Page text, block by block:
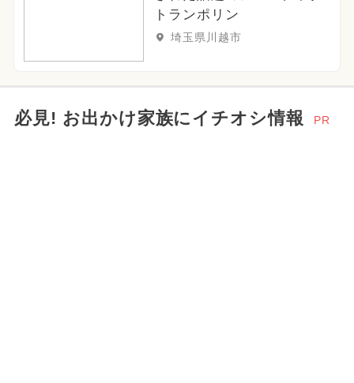
トランポリン
埼玉県川越市
必見! お出かけ家族にイチオシ情報 PR